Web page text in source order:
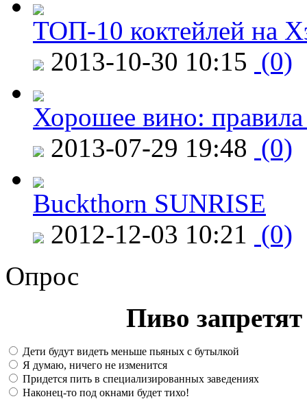
ТОП-10 коктейлей на
2013-10-30 10:15 (0)
Хорошее вино:
2013-07-29 19:48 (0)
Buckthorn SUNRISE
2012-12-03 10:21 (0)
Опрос
Пиво
Дети будут видеть меньше пьяных с бутылкой
Я думаю, ничего не изменится
Придется пить в специализированных заведениях
Наконец-то под окнами будет тихо!